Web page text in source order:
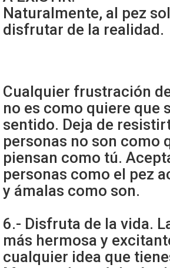
Naturalmente, al pez
disfrutar de la realidad.
Cualquier frustración
no es como quiere que
sentido. Deja de
personas no son como
piensan como tú.
personas como el pez
y ámalas como son.
6.- Disfruta de la vida.
más hermosa y
cualquier idea que